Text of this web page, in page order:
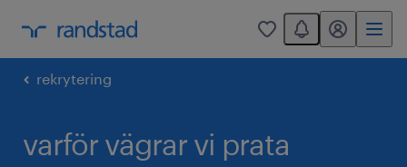
0
You have 0
mitt randstad
rekrytering
varför vägrar vi prata